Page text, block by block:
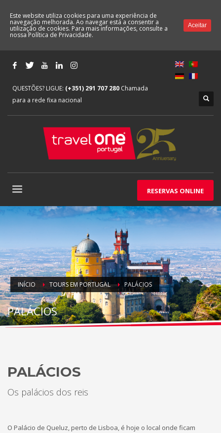
QUESTÕES? LIGUE: (+351) 291 707 280 Chamada
para a rede fixa nacional
RESERVAS ONLINE
INÍCIO TOURS EM PORTUGAL PALÁCIOS
PALÁCIOS
PALÁCIOS
Os palácios dos reis
O Palácio de Queluz, perto de Lisboa, é hoje o local onde ficam
Este website utiliza cookies para uma experiência de
navegação melhorada. Ao navegar está a consentir a
utilização de cookies. Para mais informações, consulte a
nossaPolítica de Privacidade.
Aceitar